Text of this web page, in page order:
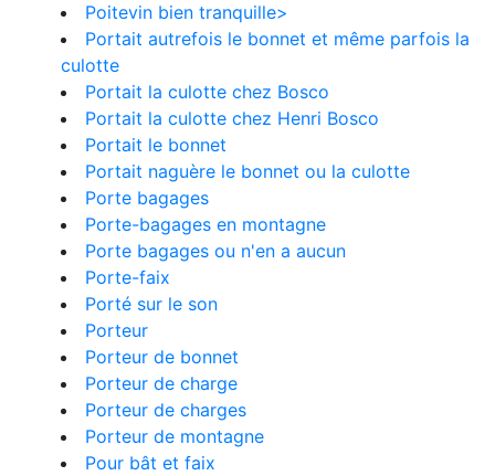
Poitevin bien tranquille>
Portait autrefois le bonnet et même parfois la
culotte
Portait la culotte chez Bosco
Portait la culotte chez Henri Bosco
Portait le bonnet
Portait naguère le bonnet ou la culotte
Porte bagages
Porte-bagages en montagne
Porte bagages ou n'en a aucun
Porte-faix
Porté sur le son
Porteur
Porteur de bonnet
Porteur de charge
Porteur de charges
Porteur de montagne
Pour bât et faix